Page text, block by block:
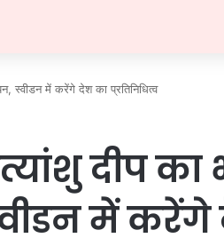
स्वीडन में करेंगे देश का प्रतिनिधित्व
दीप का
में करेंगे